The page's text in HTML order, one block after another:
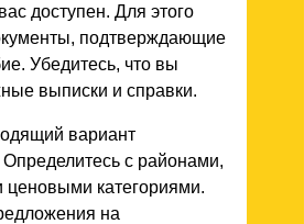
доступен. Для этого
подтверждающие
Убедитесь, что вы
выписки и справки.
вариант
с районами,
ценовыми категориями.
на